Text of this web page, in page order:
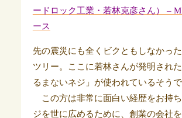
ードロック工業・若林克彦さん） –
ース
先の震災にも全くビクともしなかっ
ツリー。ここに若林さんが発明され
るまないネジ」が使われているそうで
この方は非常に面白い経歴をお持
ジを世に広めるために、創業の会社